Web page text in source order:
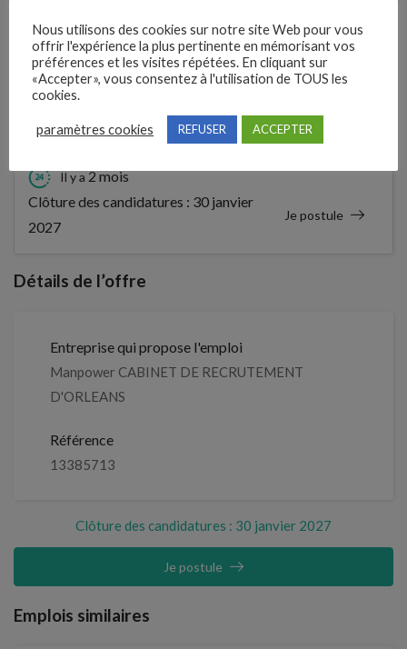
Profil recherché
Il y a 2 mois
Clôture des candidatures : 30 janvier
2027
Je postule
Détails de l’offre
Entreprise qui propose l'emploi
Manpower CABINET DE RECRUTEMENT
D'ORLEANS
Référence
13385713
Clôture des candidatures : 30 janvier 2027
Je postule
Emplois similaires
Nous utilisons des cookies sur notre site Web pour vous
offrir l'expérience la plus pertinente en mémorisant vos
préférences et les visites répétées. En cliquant sur
«Accepter», vous consentez à l'utilisation de TOUS les
cookies.
paramètres cookies REFUSER ACCEPTER